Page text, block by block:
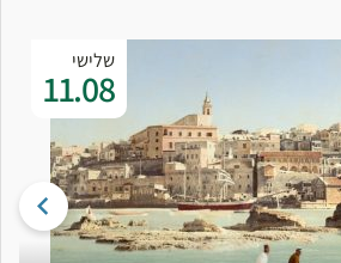
שלישי
11.08